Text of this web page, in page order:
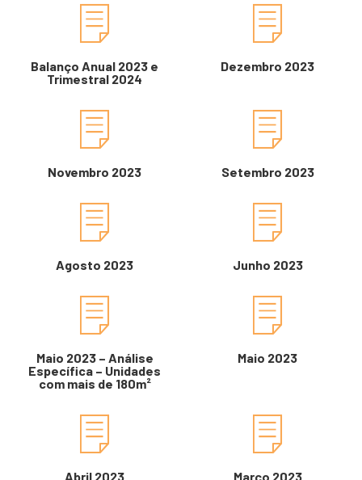
Balanço Anual 2023 e
Trimestral 2024
Dezembro 2023
Novembro 2023 Setembro 2023
Agosto 2023 Junho 2023
Maio 2023 – Análise
Específica – Unidades
com mais de 180m²
Maio 2023
Abril 2023 Março 2023